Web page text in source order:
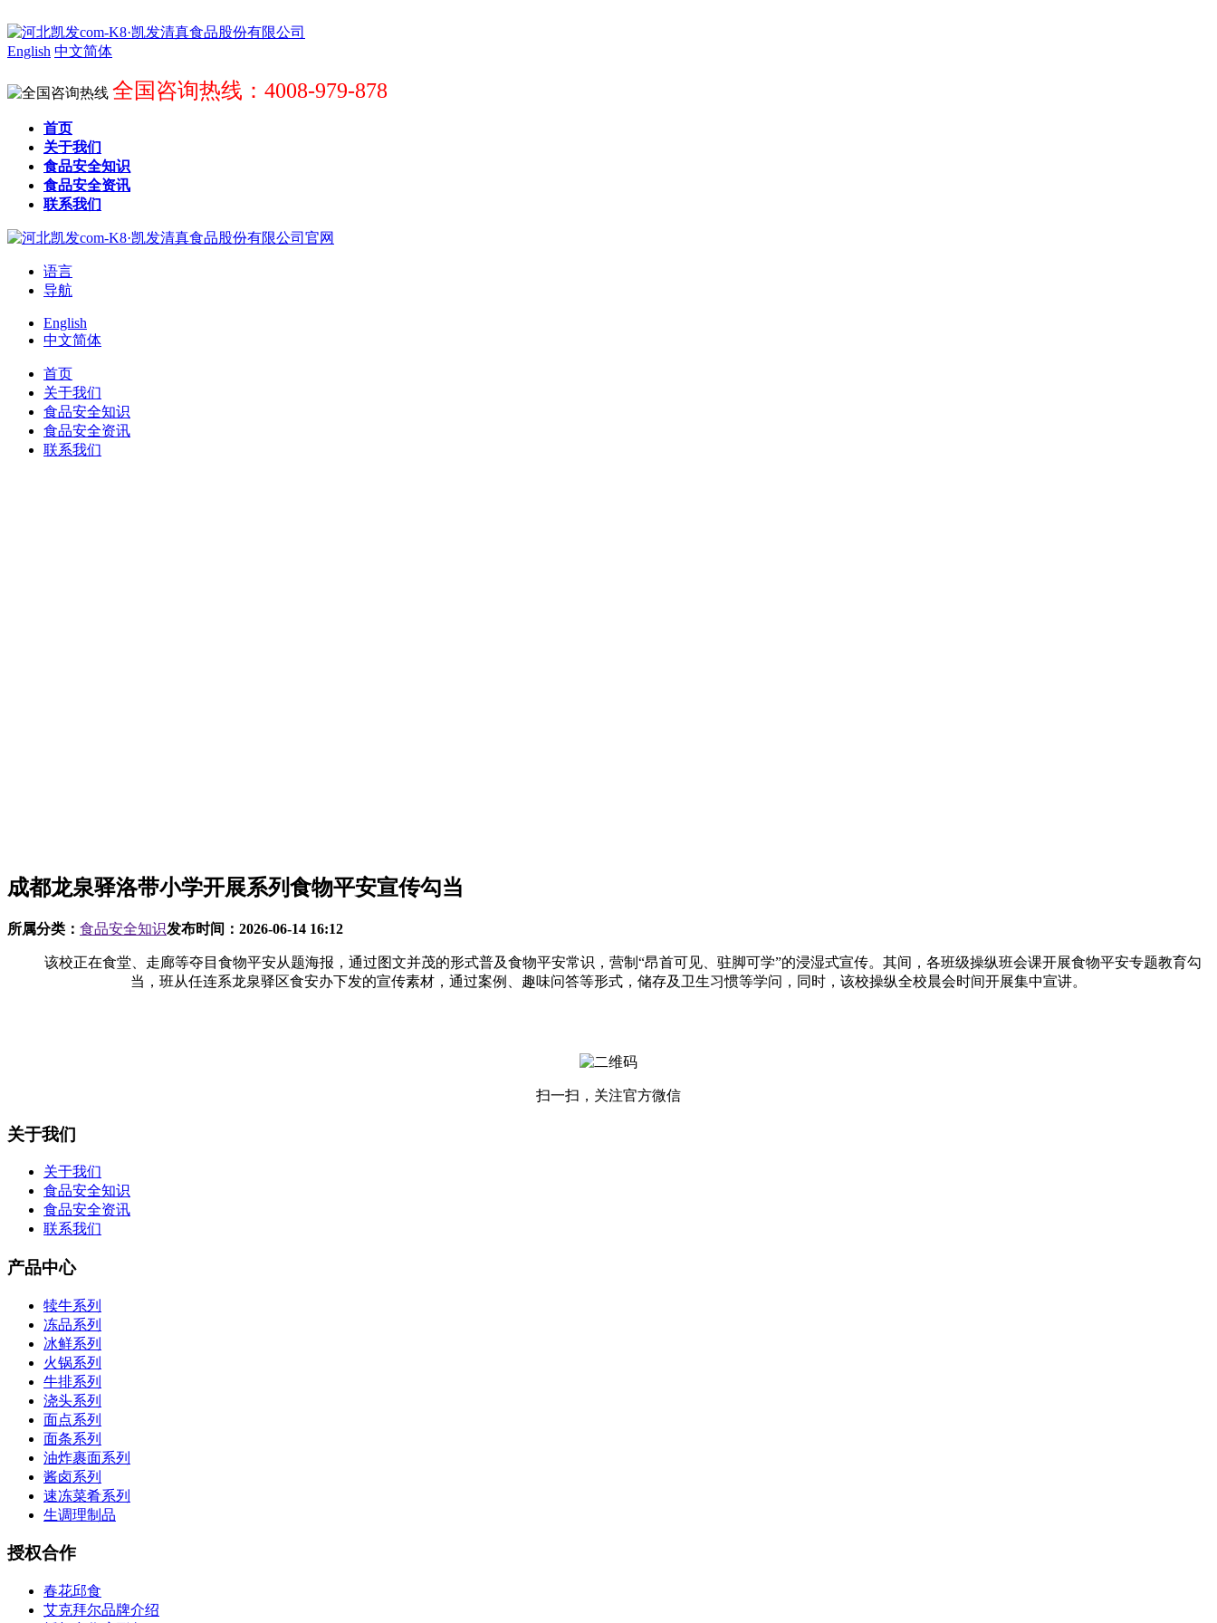
English 中文简体
全国咨询热线：4008-979-878
首页
关于我们
食品安全知识
食品安全资讯
联系我们
语言
导航
English
中文简体
首页
关于我们
食品安全知识
食品安全资讯
联系我们
成都龙泉驿洛带小学开展系列食物平安宣传勾当
所属分类： 食品安全知识发布时间： 2026-06-14 16:12
该校正在食堂、走廊等夺目食物平安从题海报，通过图文并茂的形式普及食物平安常识，营制“昂首可见、驻脚可学”的浸湿式宣传。其间，各班级操纵班会课开展食物平安专题教育勾
当，班从任连系龙泉驿区食安办下发的宣传素材，通过案例、趣味问答等形式，储存及卫生习惯等学问，同时，该校操纵全校晨会时间开展集中宣讲。
扫一扫，关注官方微信
关于我们
关于我们
食品安全知识
食品安全资讯
联系我们
产品中心
犊牛系列
冻品系列
冰鲜系列
火锅系列
牛排系列
浇头系列
面点系列
面条系列
油炸裹面系列
酱卤系列
速冻菜肴系列
生调理制品
授权合作
春花邱食
艾克拜尔品牌介绍